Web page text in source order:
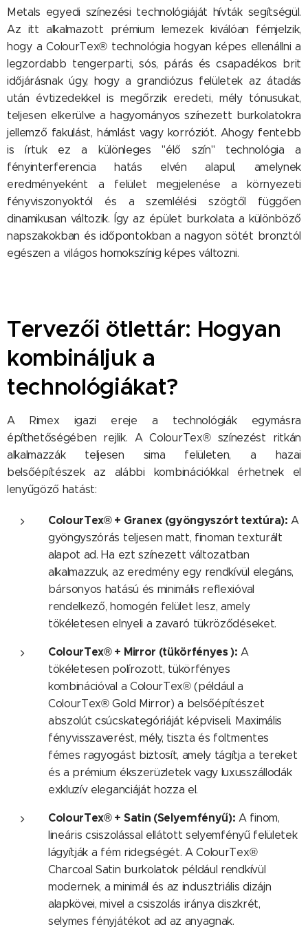
Metals egyedi színezési technológiáját hívták segítségül.
Az itt alkalmazott prémium lemezek kiválóan fémjelzik,
hogy a ColourTex® technológia hogyan képes ellenállni a
legzordabb tengerparti, sós, párás és csapadékos brit
időjárásnak úgy, hogy a grandiózus felületek az átadás
után évtizedekkel is megőrzik eredeti, mély tónusukat,
teljesen elkerülve a hagyományos színezett burkolatokra
jellemző fakulást, hámlást vagy korróziót. Ahogy fentebb
is írtuk ez a különleges "élő szín" technológia a
fényinterferencia hatás elvén alapul, amelynek
eredményeként a felület megjelenése a környezeti
fényviszonyoktól és a szemlélési szögtől függően
dinamikusan változik. Így az épület burkolata a különböző
napszakokban és időpontokban a nagyon sötét bronztól
egészen a világos homokszínig képes változni.
Tervezői ötlettár: Hogyan
kombináljuk a
technológiákat?
A Rimex igazi ereje a technológiák egymásra
építhetőségében rejlik. A ColourTex® színezést ritkán
alkalmazzák teljesen sima felületen, a hazai
belsőépítészek az alábbi kombinációkkal érhetnek el
lenyűgöző hatást:
ColourTex® + Granex (gyöngyszórt textúra): A
gyöngyszórás teljesen matt, finoman texturált
alapot ad. Ha ezt színezett változatban
alkalmazzuk, az eredmény egy rendkívül elegáns,
bársonyos hatású és minimális reflexióval
rendelkező, homogén felület lesz, amely
tökéletesen elnyeli a zavaró tükröződéseket.
ColourTex® + Mirror (tükörfényes ): A
tökéletesen polírozott, tükörfényes
kombinációval a ColourTex® (például a
ColourTex® Gold Mirror) a belsőépítészet
abszolút csúcskategóriáját képviseli. Maximális
fényvisszaverést, mély, tiszta és foltmentes
fémes ragyogást biztosít, amely tágítja a tereket
és a prémium ékszerüzletek vagy luxusszállodák
exkluzív eleganciáját hozza el.
ColourTex® + Satin (Selyemfényű): A finom,
lineáris csiszolással ellátott selyemfényű felületek
lágyítják a fém ridegségét. A ColourTex®
Charcoal Satin burkolatok például rendkívül
modernek, a minimál és az indusztriális dizájn
alapkövei, mivel a csiszolás iránya diszkrét,
selymes fényjátékot ad az anyagnak.